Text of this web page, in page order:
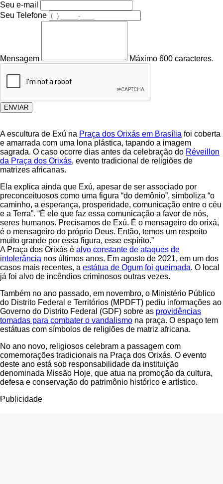
Seu e-mail
Seu Telefone
Mensagem Máximo 600 caracteres.
ENVIAR
A escultura de Exú na Praça dos Orixás em Brasília foi coberta
e amarrada com uma lona plástica, tapando a imagem
sagrada. O caso ocorre dias antes da celebração do Réveillon
da Praça dos Orixás, evento tradicional de religiões de
matrizes africanas.
Ela explica ainda que Exú, apesar de ser associado por
preconceituosos como uma figura “do demônio”, simboliza “o
caminho, a esperança, prosperidade, comunicação entre o céu
e a Terra”. “É ele que faz essa comunicação a favor de nós,
seres humanos. Precisamos de Exú. É o mensageiro do orixá,
é o mensageiro do próprio Deus. Então, temos um respeito
muito grande por essa figura, esse espírito.”
A Praça dos Orixás é alvo constante de ataques de
intolerância nos últimos anos. Em agosto de 2021, em um dos
casos mais recentes, a estátua de Ogum foi queimada. O local
já foi alvo de incêndios criminosos outras vezes.
Também no ano passado, em novembro, o Ministério Público
do Distrito Federal e Territórios (MPDFT) pediu informações ao
Governo do Distrito Federal (GDF) sobre as providências
tomadas para combater o vandalismo na praça. O espaço tem
estátuas com símbolos de religiões de matriz africana.
No ano novo, religiosos celebram a passagem com
comemorações tradicionais na Praça dos Orixás. O evento
deste ano está sob responsabilidade da instituição
denominada Missão Hoje, que atua na promoção da cultura,
defesa e conservação do patrimônio histórico e artístico.
Publicidade